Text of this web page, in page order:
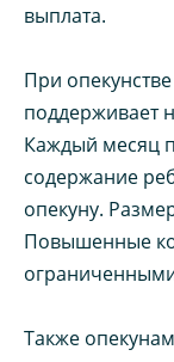
выплата.
При
поддерживает
Каждый месяц
содержание
опекуну.
Повышенные
Также